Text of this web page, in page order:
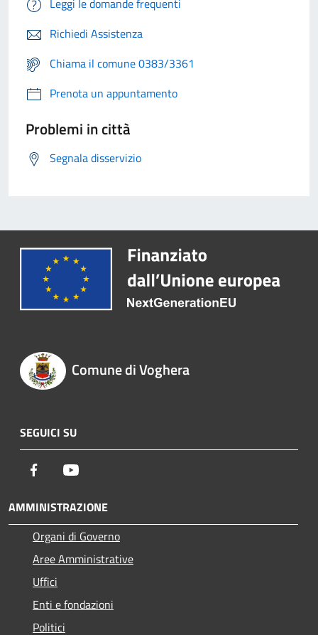
Leggi le domande frequenti
Richiedi Assistenza
Chiama il comune 0383/3361
Prenota un appuntamento
Problemi in città
Segnala disservizio
Comune di Voghera
SEGUICI SU
Facebook
AMMINISTRAZIONE
Organi di Governo
Aree Amministrative
Uffici
Enti e fondazioni
Politici